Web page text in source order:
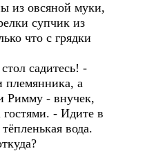
из овсяной муки,
супчик из
что с грядки
садитесь! -
племянника, а
Римму - внучек,
- Идите в
вода.